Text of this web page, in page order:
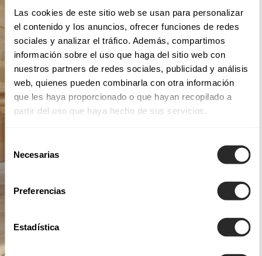
Las cookies de este sitio web se usan para personalizar
el contenido y los anuncios, ofrecer funciones de redes
sociales y analizar el tráfico. Además, compartimos
información sobre el uso que haga del sitio web con
nuestros partners de redes sociales, publicidad y análisis
web, quienes pueden combinarla con otra información
que les haya proporcionado o que hayan recopilado a
partir del uso que haya hecho de sus servicios.
Necesarias
Preferencias
Estadística